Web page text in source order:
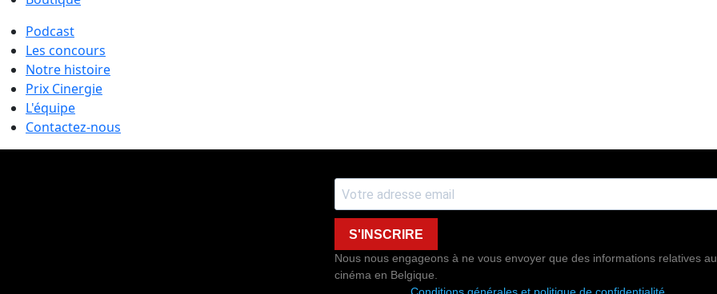
Podcast
Les concours
Notre histoire
Prix Cinergie
L'équipe
Contactez-nous
S'INSCRIRE
Nous nous engageons à ne vous envoyer que des informations relatives au
cinéma en Belgique.